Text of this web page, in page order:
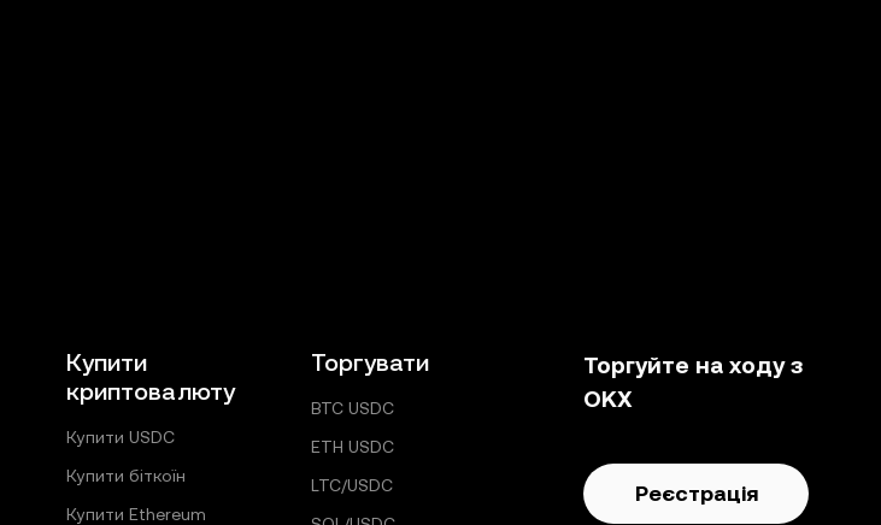
Купити
криптовалюту
Купити USDC
Купити біткоїн
Купити Ethereum
Торгувати
BTC USDC
ETH USDC
LTC/USDC
Торгуйте на ходу з
OKX
Реєстрація